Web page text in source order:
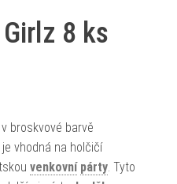
8 ks
broskvové barvě
vhodná na holčičí
venkovní párty . Tyto